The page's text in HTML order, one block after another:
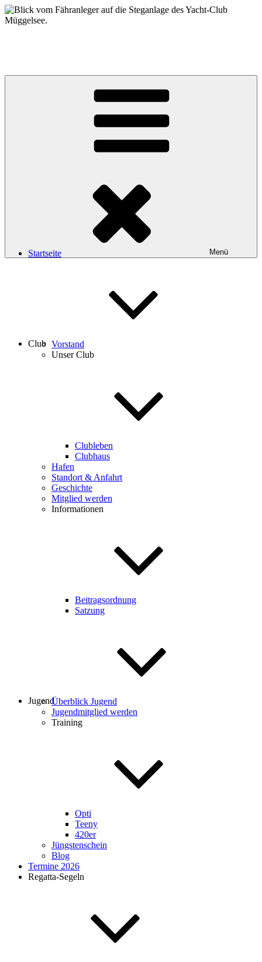
Zum
Inhalt
Menü
Startseite
Club Vorstand
Unser Club
Clubleben
Clubhaus
Hafen
Standort & Anfahrt
Geschichte
Mitglied werden
Informationen
Beitragsordnung
Satzung
JugendÜberblick Jugend
Jugendmitglied werden
Training
Opti
Teeny
420er
Jüngstenschein
Blog
Termine 2026
Regatta-Segeln